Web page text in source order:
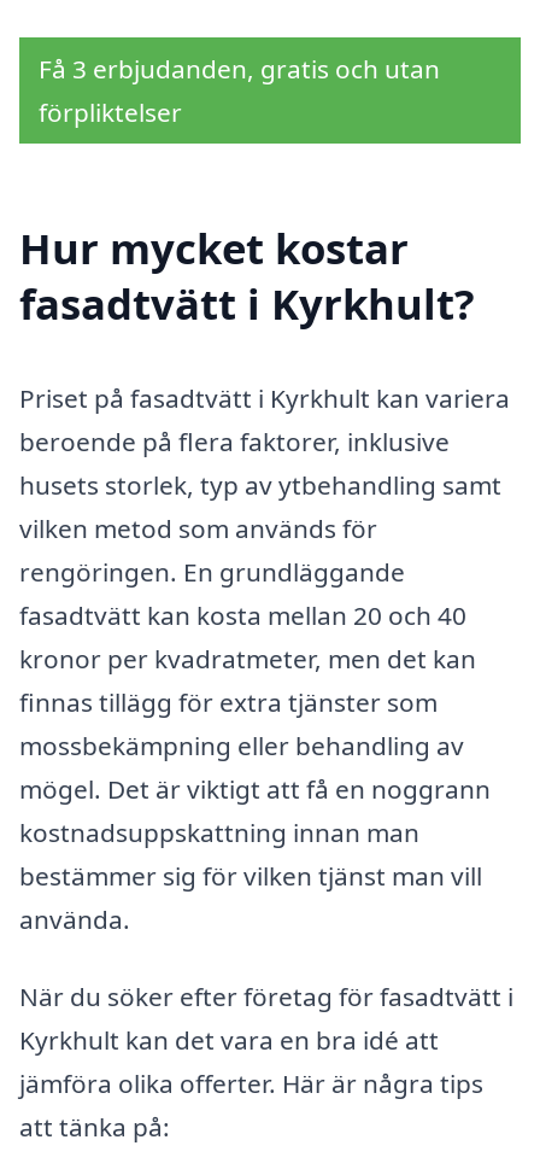
Få 3 erbjudanden, gratis och utan
förpliktelser
Hur mycket kostar
fasadtvätt i Kyrkhult?
Priset på fasadtvätt i Kyrkhult kan variera
beroende på flera faktorer, inklusive
husets storlek, typ av ytbehandling samt
vilken metod som används för
rengöringen. En grundläggande
fasadtvätt kan kosta mellan 20 och 40
kronor per kvadratmeter, men det kan
finnas tillägg för extra tjänster som
mossbekämpning eller behandling av
mögel. Det är viktigt att få en noggrann
kostnadsuppskattning innan man
bestämmer sig för vilken tjänst man vill
använda.
När du söker efter företag för fasadtvätt i
Kyrkhult kan det vara en bra idé att
jämföra olika offerter. Här är några tips
att tänka på: